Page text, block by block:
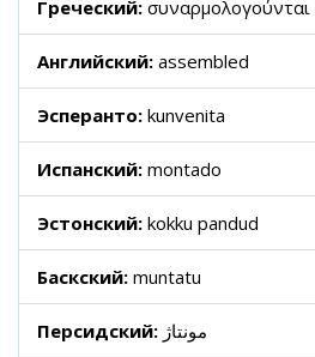
Греческий: συναρμολογούνται
Английский: assembled
Эсперанто: kunvenita
Испанский: montado
Эстонский: kokku pandud
Баскский: muntatu
Персидский: مونتاژ